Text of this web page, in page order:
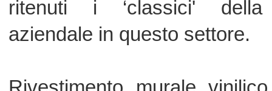
Composizione:
Strato d'usura: film vinilico
Trattamento nella massa